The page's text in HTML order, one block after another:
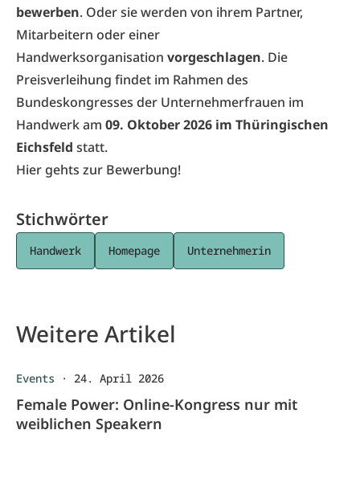
bewerben. Oder sie werden von ihrem Partner,
Mitarbeitern oder einer
Handwerksorganisation vorgeschlagen. Die
Preisverleihung findet im Rahmen des
Bundeskongresses der Unternehmerfrauen im
Handwerk am 09. Oktober 2026 im Thüringischen
Eichsfeld statt.
Hier gehts zur Bewerbung!
Stichwörter
Handwerk Homepage Unternehmerin
Weitere Artikel
Events · 24. April 2026
Female Power: Online-Kongress nur mit
weiblichen Speakern